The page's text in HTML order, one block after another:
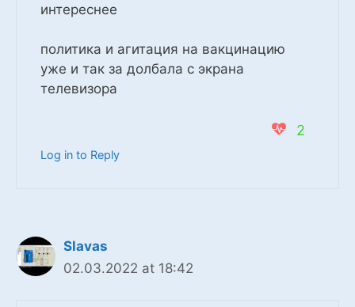
интереснее
политика и агитация на вакцинацию
уже и так за долбала с экрана
телевизора
2
Log in to Reply
Slavas
02.03.2022 at 18:42